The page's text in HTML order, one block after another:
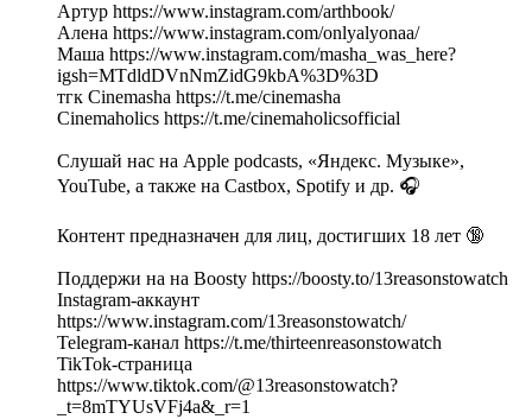
Артур https://www.instagram.com/arthbook/
Алена https://www.instagram.com/onlyalyonaa/
Маша https://www.instagram.com/masha_was_here?
igsh=MTdldDVnNmZidG9kbA%3D%3D
тгк Cinemasha https://t.me/cinemasha
Cinemaholics https://t.me/cinemaholicsofficial
Слушай нас на Apple podcasts, «Яндекс. Музыке»,
YouTube, а также на Castbox, Spotify и др. 🎧
Контент предназначен для лиц, достигших 18 лет 🔞
Поддержи на на Boosty https://boosty.to/13reasonstowatch
Instagram-аккаунт
https://www.instagram.com/13reasonstowatch/
Telegram-канал https://t.me/thirteenreasonstowatch
TikTok-страница
https://www.tiktok.com/@13reasonstowatch?
_t=8mTYUsVFj4a&_r=1